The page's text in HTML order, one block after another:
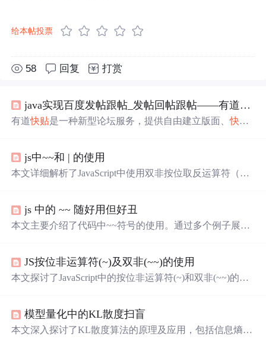
给本帖投票
58 回复 打赏
java实现百度发帖跟帖_发帖回帖跟帖——有道
快
有道快贴是一种新型论坛服务，提供自由建立版面、快速
等特色。
js中~~和 | 的使用
本文详细解析了JavaScript中使用双非按位取反运算符（~
上取整；非数字取值为0。文章通过实例展示了不同数据类
型转换为数值后的取整效果。
js 中的 ~~ 随好用但好丑
本文主要介绍了代码中~~符号的使用。通过多个例子展示
作，但因可读性差，作者不建议在项目中使用。
JS按位非运算符(~)及双非(~~)的使用
本文探讨了JavaScript中的按位非运算符(~)和双非(~~)的使
更 快速度。
模型量化中的KL散度扫盲
本文深入探讨了KL散度算法的原理及应用，包括信息熵、